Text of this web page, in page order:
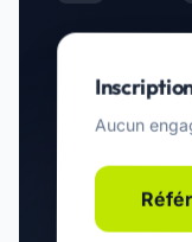
Aucun